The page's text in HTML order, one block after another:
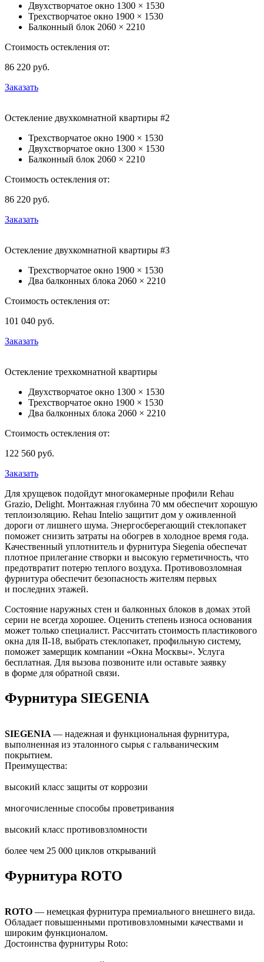
Двухстворчатое окно 1300 × 1530
Трехстворчатое окно 1900 × 1530
Балконный блок 2060 × 2210
Стоимость остекления от:
86 220 руб.
Заказать
Остекление двухкомнатной квартиры #2
Трехстворчатое окно 1900 × 1530
Двухстворчатое окно 1300 × 1530
Балконный блок 2060 × 2210
Стоимость остекления от:
86 220 руб.
Заказать
Остекление двухкомнатной квартиры #3
Трехстворчатое окно 1900 × 1530
Два балконных блока 2060 × 2210
Стоимость остекления от:
101 040 руб.
Заказать
Остекление трехкомнатной квартиры
Двухстворчатое окно 1300 × 1530
Трехстворчатое окно 1900 × 1530
Два балконных блока 2060 × 2210
Стоимость остекления от:
122 560 руб.
Заказать
Для хрущевок подойдут многокамерные профили Rehau
Grazio, Delight. Монтажная глубина 70 мм обеспечит хорошую
теплоизоляцию. Rehau Intelio защитит дом у оживленной
дороги от лишнего шума. Энергосберегающий стеклопакет
поможет снизить затраты на обогрев в холодное время года.
Качественный уплотнитель и фурнитура Siegenia обеспечат
плотное прилегание створки и высокую герметичность, что
предотвратит потерю теплого воздуха. Противовозломная
фурнитура обеспечит безопасность жителям первых
и последних этажей.
Состояние наружных стен и балконных блоков в домах этой
серии не всегда хорошее. Оценить степень износа основания
может только специалист. Рассчитать стоимость пластикового
окна для II-18, выбрать стеклопакет, профильную систему,
поможет замерщик компании «Окна Москвы». Услуга
бесплатная. Для вызова позвоните или оставьте заявку
в форме для обратной связи.
Фурнитура SIEGENIA
SIEGENIA — надежная и функциональная фурнитура,
выполненная из эталонного сырья с гальваническим
покрытием.
Преимущества:
высокий класс защиты от коррозии
многочисленные способы проветривания
высокий класс противовзломности
более чем 25 000 циклов открываний
Фурнитура ROTO
ROTO — немецкая фурнитура премиального внешнего вида.
Обладает повышенными противовзломными качествами и
широким функционалом.
Достоинства фурнитуры Roto: